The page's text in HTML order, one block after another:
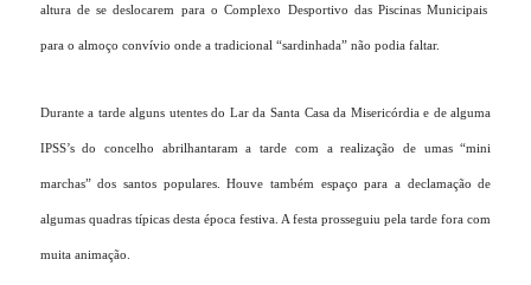
altura de se deslocarem para o Complexo Desportivo das Piscinas Municipais
para o almoço convívio onde a tradicional “sardinhada” não podia faltar.
Durante a tarde alguns utentes do Lar da Santa Casa da Misericórdia e de alguma
IPSS’s do concelho abrilhantaram a tarde com a realização de umas “mini
marchas” dos santos populares. Houve também espaço para a declamação de
algumas quadras típicas desta época festiva. A festa prosseguiu pela tarde fora com
muita animação.